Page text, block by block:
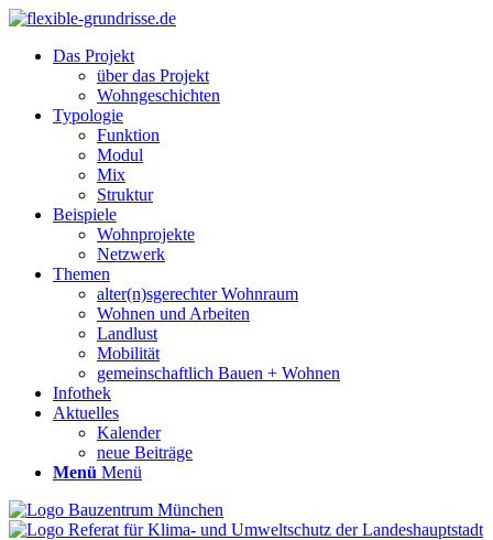
Das Projekt
über das Projekt
Wohngeschichten
Typologie
Funktion
Modul
Mix
Struktur
Beispiele
Wohnprojekte
Netzwerk
Themen
alter(n)sgerechter Wohnraum
Wohnen und Arbeiten
Landlust
Mobilität
gemeinschaftlich Bauen + Wohnen
Infothek
Aktuelles
Kalender
neue Beiträge
Menü Menü